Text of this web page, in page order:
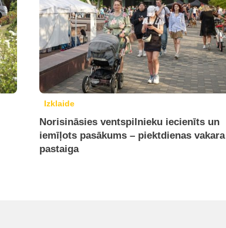
Izklaide
Norisināsies ventspilnieku iecienīts un
iemīļots pasākums – piektdienas vakara
pastaiga